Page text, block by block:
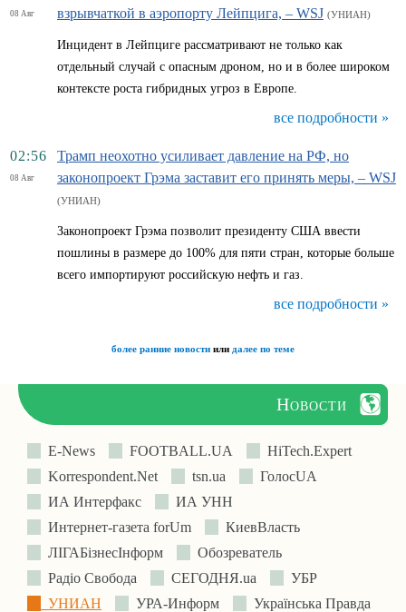
08 Авг
взрывчаткой в аэропорту Лейпцига, – WSJ (УНИАН)
Инцидент в Лейпциге рассматривают не только как
отдельный случай с опасным дроном, но и в более широком
контексте роста гибридных угроз в Европе.
все подробности »
02:56
08 Авг
Трамп неохотно усиливает давление на РФ, но
законопроект Грэма заставит его принять меры, – WSJ
(УНИАН)
Законопроект Грэма позволит президенту США ввести
пошлины в размере до 100% для пяти стран, которые больше
всего импортируют российскую нефть и газ.
все подробности »
более ранние новости или далее по теме
Новости
E-News FOOTBALL.UA
HiTech.Expert
Korrespondent.Net
tsn.ua
ГолосUA
ИА Интерфакс
ИА УНН
Интернет-газета forUm
КиевВласть
ЛIГАБiзнесIнформ
Обозреватель
Радіо Свобода
СЕГОДНЯ.ua
УБР
УНИАН
УРА-Информ
Українська Правда